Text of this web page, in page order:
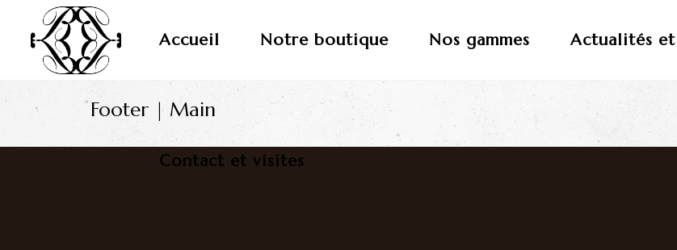
Accueil Notre boutique Nos gammes Actualités et
Contact et visites
Footer | Main